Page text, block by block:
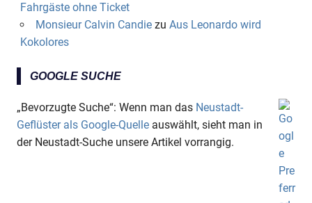
Fahrgäste ohne Ticket
Monsieur Calvin Candiezu Aus Leonardo wird
Kokolores
GOOGLE SUCHE
„Bevorzugte Suche“: Wenn man das Neustadt-
Geflüster als Google-Quelle auswählt, sieht man in
der Neustadt-Suche unsere Artikel vorrangig.